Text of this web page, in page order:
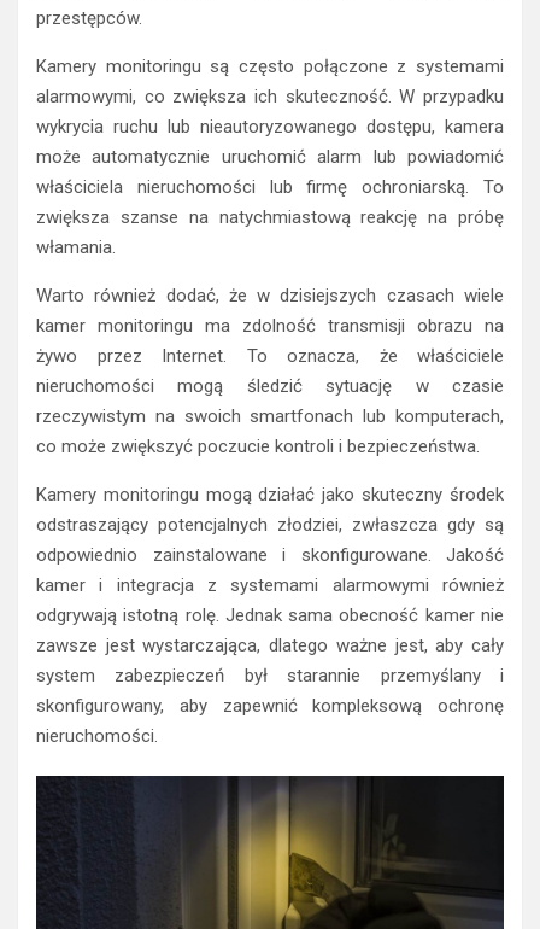
przestępców.
Kamery monitoringu są często połączone z systemami
alarmowymi, co zwiększa ich skuteczność. W przypadku
wykrycia ruchu lub nieautoryzowanego dostępu, kamera
może automatycznie uruchomić alarm lub powiadomić
właściciela nieruchomości lub firmę ochroniarską. To
zwiększa szanse na natychmiastową reakcję na próbę
włamania.
Warto również dodać, że w dzisiejszych czasach wiele
kamer monitoringu ma zdolność transmisji obrazu na
żywo przez Internet. To oznacza, że właściciele
nieruchomości mogą śledzić sytuację w czasie
rzeczywistym na swoich smartfonach lub komputerach,
co może zwiększyć poczucie kontroli i bezpieczeństwa.
Kamery monitoringu mogą działać jako skuteczny środek
odstraszający potencjalnych złodziei, zwłaszcza gdy są
odpowiednio zainstalowane i skonfigurowane. Jakość
kamer i integracja z systemami alarmowymi również
odgrywają istotną rolę. Jednak sama obecność kamer nie
zawsze jest wystarczająca, dlatego ważne jest, aby cały
system zabezpieczeń był starannie przemyślany i
skonfigurowany, aby zapewnić kompleksową ochronę
nieruchomości.